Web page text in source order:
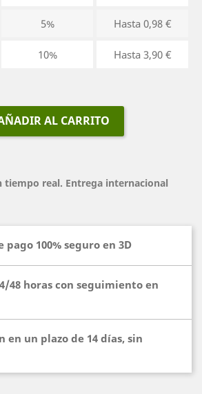
5% Hasta 0,98 €
10% Hasta 3,90 €
AL CARRITO
tiempo real. Entrega internacional
pago 100% seguro en 3D
48 horas con seguimiento en
en un plazo de 14 días, sin